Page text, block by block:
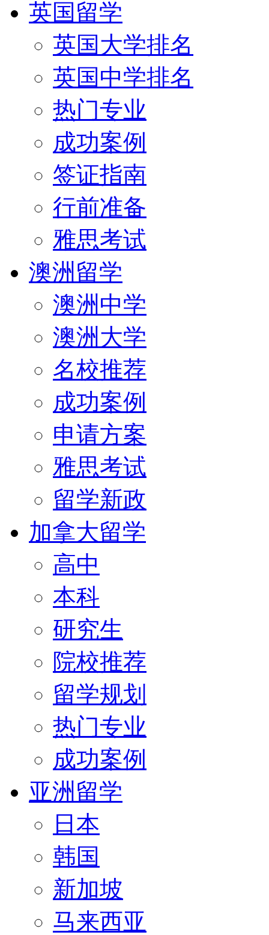
英国留学
英国大学排名
英国中学排名
热门专业
成功案例
签证指南
行前准备
雅思考试
澳洲留学
澳洲中学
澳洲大学
名校推荐
成功案例
申请方案
雅思考试
留学新政
加拿大留学
高中
本科
研究生
院校推荐
留学规划
热门专业
成功案例
亚洲留学
日本
韩国
新加坡
马来西亚